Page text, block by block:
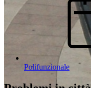
Polifunzionale